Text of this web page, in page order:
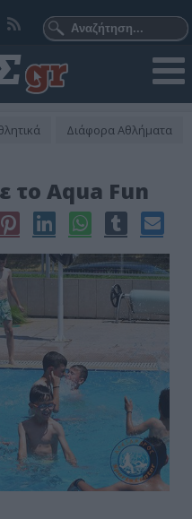
Διάφορα Αθλήματα
το Aqua Fun